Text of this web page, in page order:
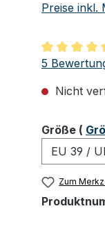
Preise inkl.
5
Nicht
Größe (
Zum